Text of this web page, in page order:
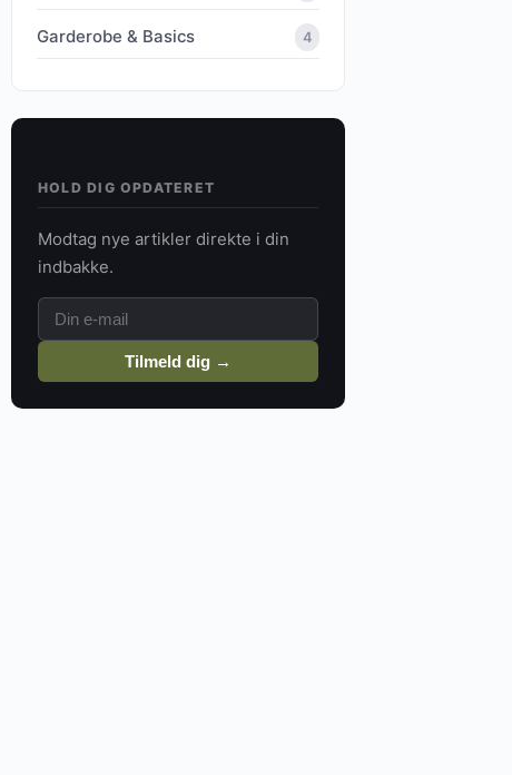
Garderobe & Basics 4
HOLD DIG OPDATERET
Modtag nye artikler direkte i din
indbakke.
Tilmeld dig →